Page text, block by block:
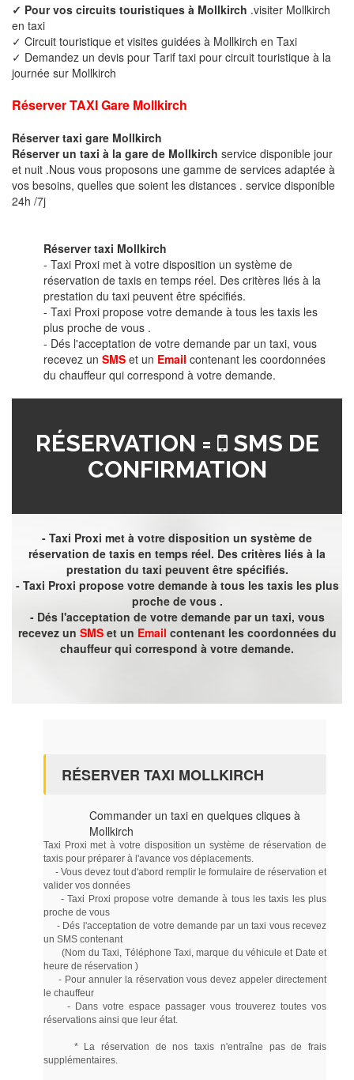
✓ Pour vos circuits touristiques à Mollkirch .visiter Mollkirch
en taxi
✓ Circuit touristique et visites guidées à Mollkirch en Taxi
✓ Demandez un devis pour Tarif taxi pour circuit touristique à la
journée sur Mollkirch
Réserver TAXI Gare Mollkirch
Réserver taxi gare Mollkirch
Réserver un taxi à la gare de Mollkirch service disponible jour
et nuit .Nous vous proposons une gamme de services adaptée à
vos besoins, quelles que soient les distances . service disponible
24h /7j
Réserver taxi Mollkirch
- Taxi Proxi met à votre disposition un système de
réservation de taxis en temps réel. Des critères liés à la
prestation du taxi peuvent être spécifiés.
- Taxi Proxi propose votre demande à tous les taxis les
plus proche de vous .
- Dés l'acceptation de votre demande par un taxi, vous
recevez un SMS et un Email contenant les coordonnées
du chauffeur qui correspond à votre demande.
RÉSERVATION =
SMS DE
CONFIRMATION
- Taxi Proxi met à votre disposition un système de
réservation de taxis en temps réel. Des critères liés à la
prestation du taxi peuvent être spécifiés.
- Taxi Proxi propose votre demande à tous les taxis les plus
proche de vous .
- Dés l'acceptation de votre demande par un taxi, vous
recevez un SMSet un Email contenant les coordonnées du
chauffeur qui correspond à votre demande.
RÉSERVER TAXI MOLLKIRCH
Commander un taxi en quelques cliques à
Mollkirch
Taxi Proxi met à votre disposition un système de réservation de
taxis pour préparer à l'avance vos déplacements.
- Vous devez tout d'abord remplir le formulaire de réservation et
valider vos données
- Taxi Proxi propose votre demande à tous les taxis les plus
proche de vous
- Dés l'acceptation de votre demande par un taxi vous recevez
un SMS contenant
(Nom du Taxi, Téléphone Taxi, marque du véhicule et Date et
heure de réservation )
- Pour annuler la réservation vous devez appeler directement
le chauffeur
- Dans votre espace passager vous trouverez toutes vos
réservations ainsi que leur état.
* La réservation de nos taxis n'entraîne pas de frais
supplémentaires.